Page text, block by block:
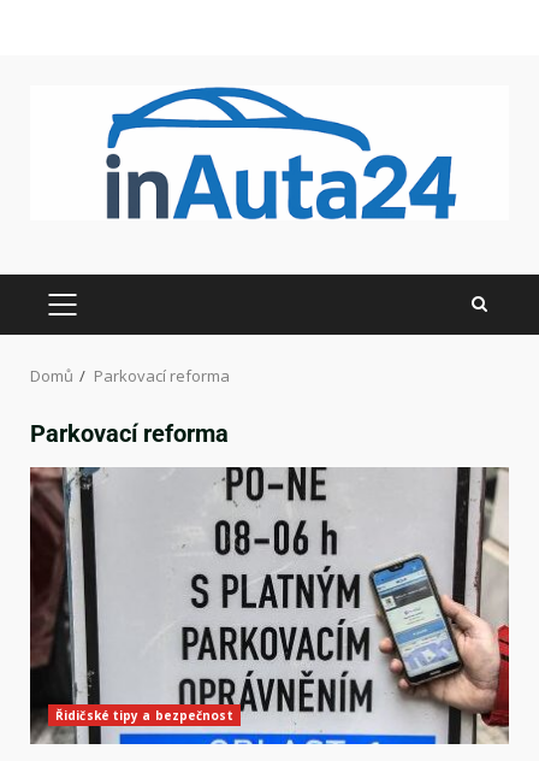
Domů Parkovací reforma
Parkovací reforma
Řidičské tipy a bezpečnost